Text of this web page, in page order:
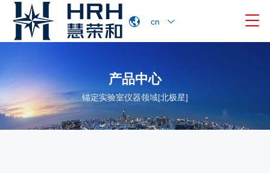
cn 
产品中心
锚定实验室仪器领域[北极星]